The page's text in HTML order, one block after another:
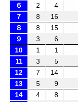
６
2 4
７
8 16
８
8 15
９
3 6
10
1 1
11
3 5
12
7 14
13
5 9
14
4 8